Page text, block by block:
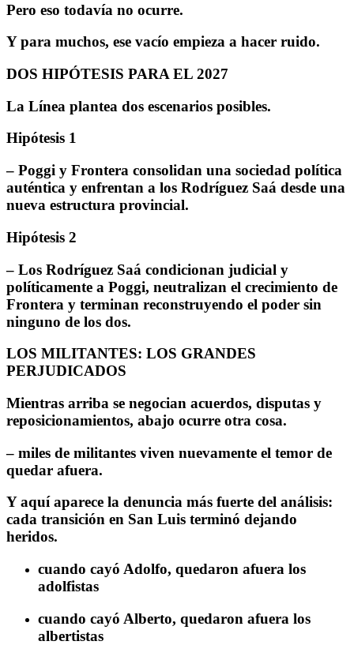
Pero eso todavía no ocurre.
Y para muchos, ese vacío empieza a hacer ruido.
DOS HIPÓTESIS PARA EL 2027
La Línea plantea dos escenarios posibles.
Hipótesis 1
– Poggi y Frontera consolidan una sociedad política
auténtica y enfrentan a los Rodríguez Saá desde una
nueva estructura provincial.
Hipótesis 2
– Los Rodríguez Saá condicionan judicial y
políticamente a Poggi, neutralizan el crecimiento de
Frontera y terminan reconstruyendo el poder sin
ninguno de los dos.
LOS MILITANTES: LOS GRANDES
PERJUDICADOS
Mientras arriba se negocian acuerdos, disputas y
reposicionamientos, abajo ocurre otra cosa.
– miles de militantes viven nuevamente el temor de
quedar afuera.
Y aquí aparece la denuncia más fuerte del análisis:
cada transición en San Luis terminó dejando
heridos.
cuando cayó Adolfo, quedaron afuera los
adolfistas
cuando cayó Alberto, quedaron afuera los
albertistas